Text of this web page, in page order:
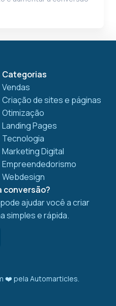
Categorias
Vendas
Criação de sites e páginas
Otimização
Landing Pages
Tecnologia
Marketing Digital
Empreendedorismo
Webdesign
conversão?
ajudar você a criar
simples e rápida.
❤️ pela Automarticles.